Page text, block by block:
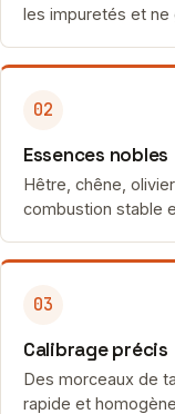
les impuretés et ne
02
Essences nobles
Hêtre, chêne,
combustion stable
03
Calibrage précis
Des morceaux de
rapide et